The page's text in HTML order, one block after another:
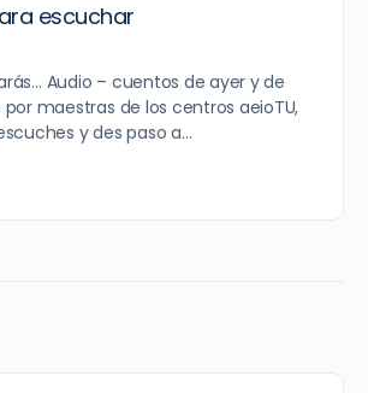
escuchar
Audio – cuentos de ayer y de
maestras de los centros aeioTU,
y des paso a…